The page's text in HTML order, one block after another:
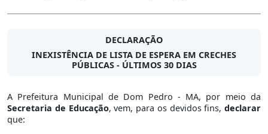
DECLARAÇÃO
INEXISTÊNCIA DE LISTA DE ESPERA EM CRECHES
PÚBLICAS - ÚLTIMOS 30 DIAS
A Prefeitura Municipal de Dom Pedro - MA, por meio da
Secretaria de Educação, vem, para os devidos fins, declarar
que: